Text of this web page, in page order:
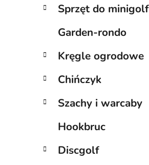
Sprzęt do
Garden-rondo
Kręgle ogrodowe
Chińczyk
Szachy i warcaby
Hookbruc
Discgolf